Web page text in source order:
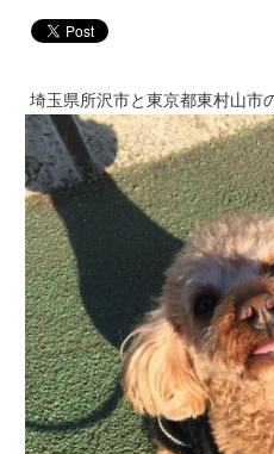
埼玉県所沢市と東京都東村山市